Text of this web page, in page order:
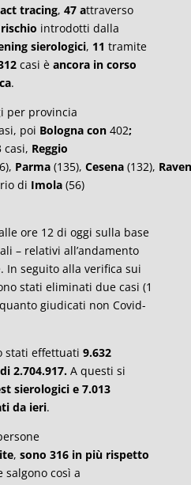
tracing, 47 attraverso
introdotti dalla
sierologici, 11 tramite
casi è ancora in corso
.
per provincia
poi Bologna con 402;
casi, Reggio
Parma(135), Cesena(132),
di Imola(56)
ore 12 di oggi sulla base
– relativi all’andamento
In seguito alla verifica sui
stati eliminati due casi (1
giudicati non Covid-
stati effettuati 9.632
2.704.917. A questi si
sierologici e 7.013
da ieri.
, sono 316 in più rispetto
salgono così a